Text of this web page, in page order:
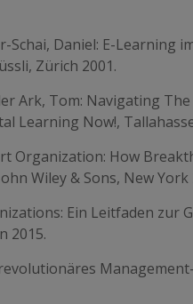
Schai, Daniel: E-Learning
Zürich 2001.
Ark, Tom: Navigating
Learning Now!,
Organization: How
Wiley & Sons, New York
Ein Leitfaden
2015.